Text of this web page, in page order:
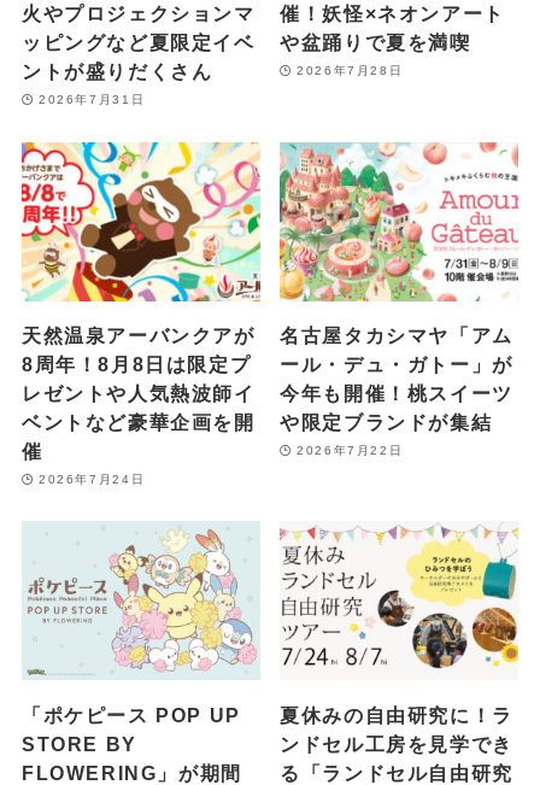
火やプロジェクションマ
ッピングなど夏限定イベ
ントが盛りだくさん
2026年7月31日
催！妖怪×ネオンアート
や盆踊りで夏を満喫
2026年7月28日
天然温泉アーバンクアが
8周年！8月8日は限定プ
レゼントや人気熱波師イ
ベントなど豪華企画を開
催
2026年7月24日
名古屋タカシマヤ「アム
ール・デュ・ガトー」が
今年も開催！桃スイーツ
や限定ブランドが集結
2026年7月22日
「ポケピース POP UP
STORE BY
FLOWERING」が期間
夏休みの自由研究に！ラ
ンドセル工房を見学でき
る「ランドセル自由研究